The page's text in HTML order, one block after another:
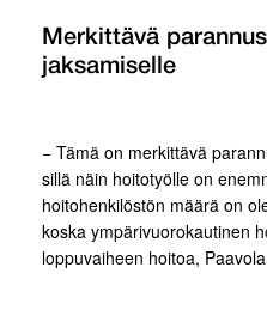
Merkittävä
jaksamiselle
− Tämä on merkittävä
sillä näin hoitotyölle on
hoitohenkilöstön määrä on
koska ympärivuorokautinen
loppuvaiheen hoitoa,